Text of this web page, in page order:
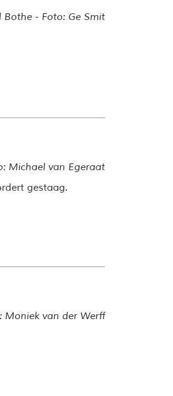
Bothe - Foto: Ge Smit
Michael van Egeraat
gestaag.
Moniek van der Werff